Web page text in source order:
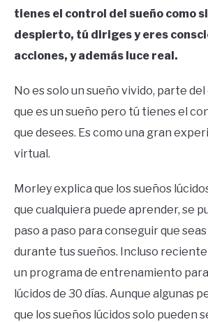
tienes el control del sueño como
despierto, tú diriges y eres
acciones, y además luce real.
No es solo un sueño vivido, parte
que es un sueño pero tú tienes el
que desees. Es como una gran
virtual.
Morley explica que los sueños
que cualquiera puede aprender, se
paso a paso para conseguir que
durante tus sueños. Incluso
un programa de entrenamiento
lúcidos de 30 días. Aunque algunas
que los sueños lúcidos solo pueden